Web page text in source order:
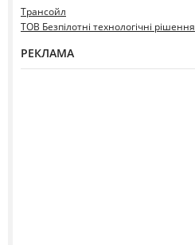
Трансойл
ТОВ Безпілотні технологічні рішення
РЕКЛАМА